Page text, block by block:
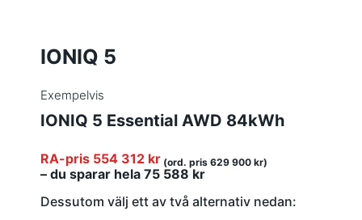
IONIQ 5
Exempelvis
IONIQ 5 Essential AWD 84kWh
RA-pris 554 312 kr (ord. pris 629 900 kr)
– du sparar hela 75 588 kr
Dessutom välj ett av två alternativ nedan: